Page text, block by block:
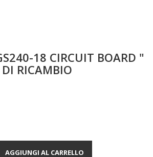
18 CIRCUIT BOARD "
DI RICAMBIO
AGGIUNGI AL CARRELLO